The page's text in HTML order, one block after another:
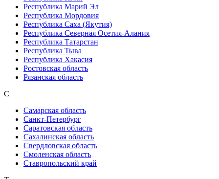
Республика Марий Эл
Республика Мордовия
Республика Саха (Якутия)
Республика Северная Осетия-Алания
Республика Татарстан
Республика Тыва
Республика Хакасия
Ростовская область
Рязанская область
С
Самарская область
Санкт-Петербург
Саратовская область
Сахалинская область
Свердловская область
Смоленская область
Ставропольский край